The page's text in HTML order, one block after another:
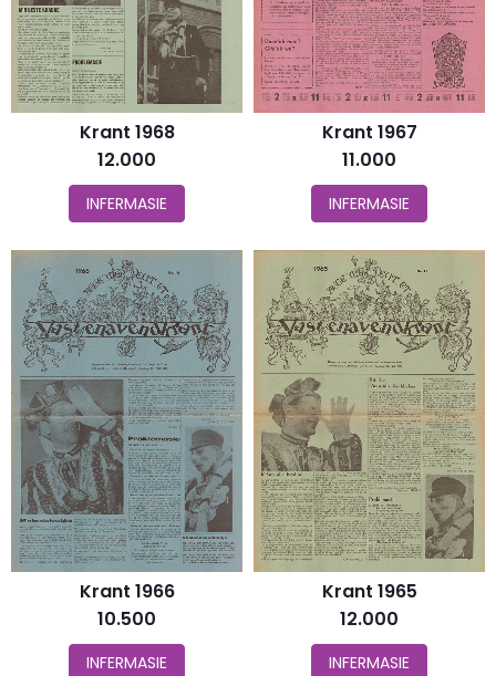
Krant 1968
12.000
INFERMASIE
Krant 1967
11.000
INFERMASIE
Krant 1966
10.500
INFERMASIE
Krant 1965
12.000
INFERMASIE